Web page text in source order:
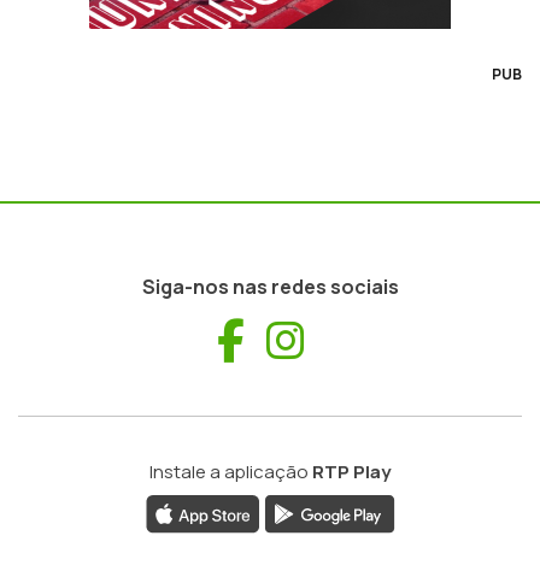
PUB
Siga-nos nas redes sociais
Facebook
Instale a aplicação RTP Play